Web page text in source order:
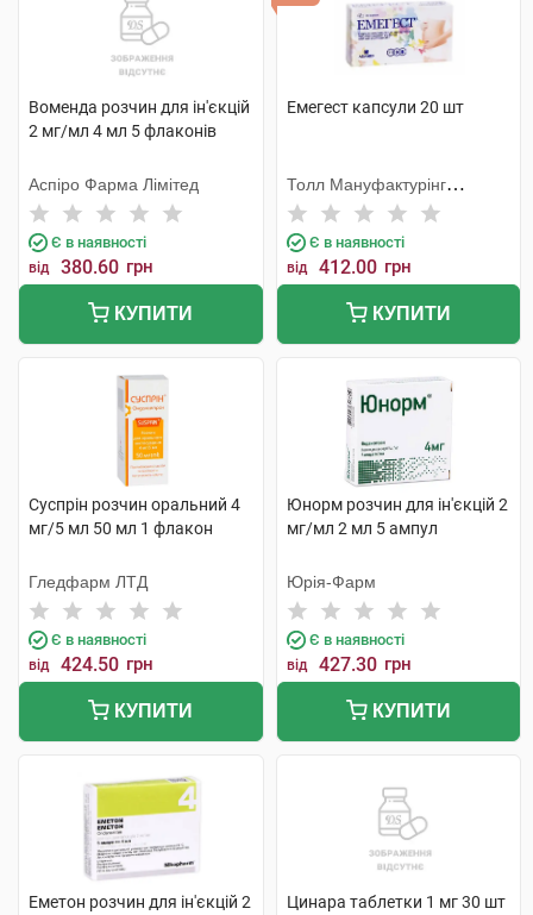
Воменда розчин для ін'єкцій
2 мг/мл 4 мл 5 флаконів
Аспіро Фарма Лімітед
Є в наявності
від 380.60 грн
КУПИТИ
Емегест капсули 20 шт
Толл Мануфактурінг
Сервісез
Є в наявності
від 412.00 грн
КУПИТИ
Суспрін розчин оральний 4
мг/5 мл 50 мл 1 флакон
Гледфарм ЛТД
Є в наявності
від 424.50 грн
КУПИТИ
Юнорм розчин для ін'єкцій 2
мг/мл 2 мл 5 ампул
Юрія-Фарм
Є в наявності
від 427.30 грн
КУПИТИ
Еметон розчин для ін'єкцій 2
Цинара таблетки 1 мг 30 шт